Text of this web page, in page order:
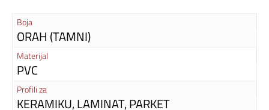
Boja
ORAH (TAMNI)
Materijal
PVC
Profili za
KERAMIKU, LAMINAT, PARKET